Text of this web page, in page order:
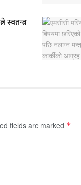
स्वतन्त्र
fields are marked *